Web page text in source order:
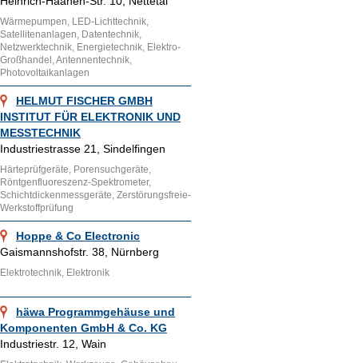
Wärmepumpen, LED-Lichttechnik,
Satellitenanlagen, Datentechnik,
Netzwerktechnik, Energietechnik, Elektro-
Großhandel, Antennentechnik,
Photovoltaikanlagen
HELMUT FISCHER GMBH
INSTITUT FÜR ELEKTRONIK UND
MESSTECHNIK
Industriestrasse 21, Sindelfingen
Härteprüfgeräte, Porensuchgeräte,
Röntgenfluoreszenz-Spektrometer,
Schichtdickenmessgeräte, Zerstörungsfreie-
Werkstoffprüfung
Hoppe & Co Electronic
Gaismannshofstr. 38, Nürnberg
Elektrotechnik, Elektronik
häwa Programmgehäuse und
Komponenten GmbH & Co. KG
Industriestr. 12, Wain